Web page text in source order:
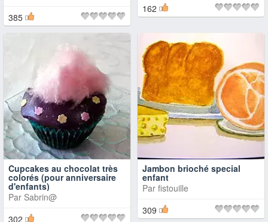
385
162
Cupcakes au chocolat très
colorés (pour anniversaire
d'enfants)
Par Sabrin@
302
Jambon brioché special
enfant
Par fistouille
309